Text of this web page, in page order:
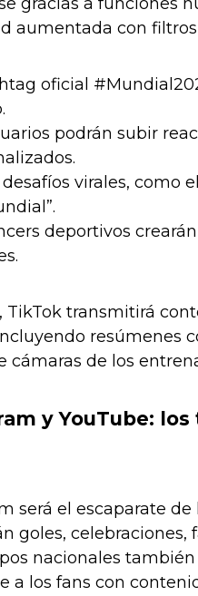
aumentada con filtros
oficial
podrán subir
virales, como
deportivos
TikTok transmitirá
resúmenes
cámaras de los
y YouTube:
será el escaparate
goles, celebraciones,
nacionales también
a los fans con